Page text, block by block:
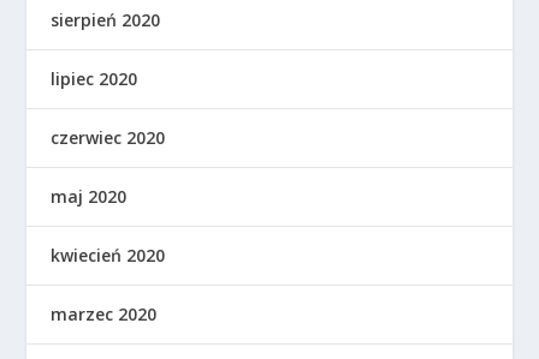
sierpień 2020
lipiec 2020
czerwiec 2020
maj 2020
kwiecień 2020
marzec 2020